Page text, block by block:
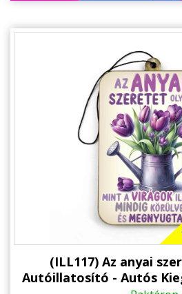
(ILL117) Az anyai
Autóillatosító - Autós